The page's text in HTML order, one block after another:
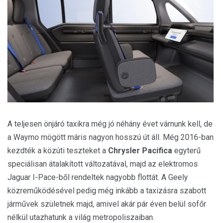
A teljesen önjáró taxikra még jó néhány évet várnunk kell, de
a Waymo mögött máris nagyon hosszú út áll. Még 2016-ban
kezdték a közúti teszteket a Chrysler Pacifica egyterű
speciálisan átalakított változatával, majd az elektromos
Jaguar I-Pace-ből rendeltek nagyobb flottát. A Geely
közreműködésével pedig még inkább a taxizásra szabott
járművek születnek majd, amivel akár pár éven belül sofőr
nélkül utazhatunk a világ metropoliszaiban.